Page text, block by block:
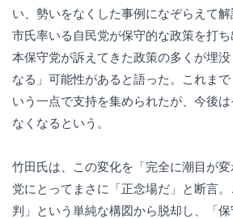
い、勢いをなくした事例になぞらえて
市氏率いる自民党が保守的な政策を打
本保守党が訴えてきた政策の多くが埋
なる」可能性があると語った。これま
いう一点で支持を集められたが、今後
なくなるという。
竹田氏は、この変化を「完全に潮目が
党にとってまさに「正念場だ」と断言
判」という単純な構図から脱却し、「